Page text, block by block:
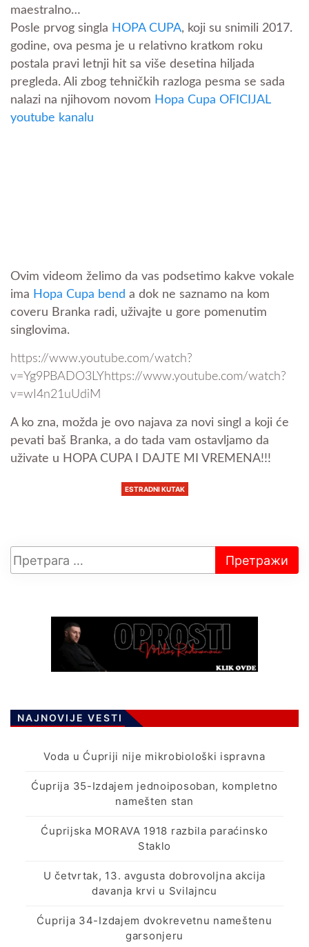
maestralno…
Posle prvog singla HOPA CUPA, koji su snimili 2017.
godine, ova pesma je u relativno kratkom roku
postala pravi letnji hit sa više desetina hiljada
pregleda. Ali zbog tehničkih razloga pesma se sada
nalazi na njihovom novom Hopa Cupa OFICIJAL
youtube kanalu
Ovim videom želimo da vas podsetimo kakve vokale
ima Hopa Cupa bend a dok ne saznamo na kom
coveru Branka radi, uživajte u gore pomenutim
singlovima.
https://www.youtube.com/watch?
v=Yg9PBADO3LYhttps://www.youtube.com/watch?
v=wI4n21uUdiM
A ko zna, možda je ovo najava za novi singl a koji će
pevati baš Branka, a do tada vam ostavljamo da
uživate u HOPA CUPA I DAJTE MI VREMENA!!!
ESTRADNI KUTAK
NAJNOVIJE VESTI
Voda u Ćupriji nije mikrobiološki ispravna
Ćuprija 35-Izdajem jednoiposoban, kompletno
namešten stan
Ćuprijska MORAVA 1918 razbila paraćinsko
Staklo
U četvrtak, 13. avgusta dobrovoljna akcija
davanja krvi u Svilajncu
Ćuprija 34-Izdajem dvokrevetnu nameštenu
garsonjeru